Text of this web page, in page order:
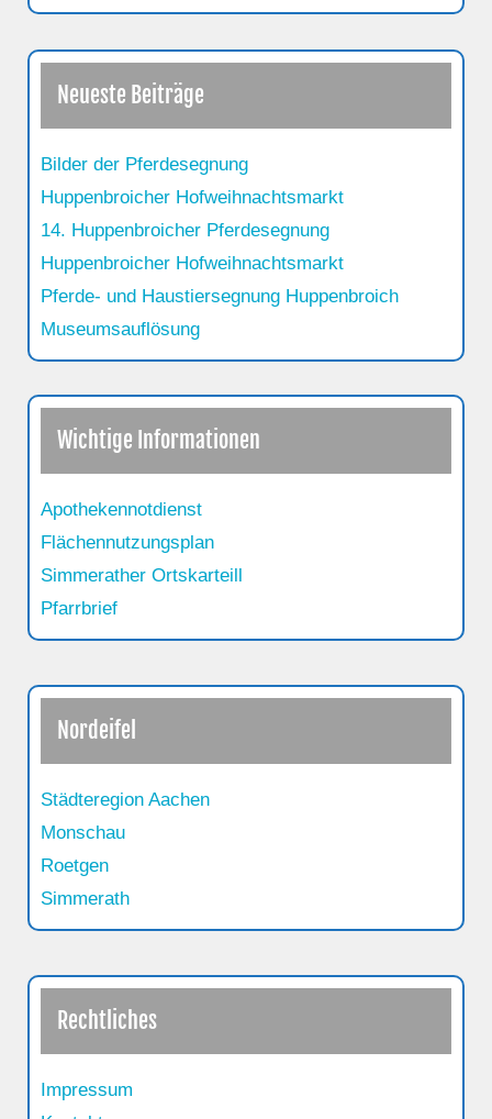
Neueste Beiträge
Bilder der Pferdesegnung
Huppenbroicher Hofweihnachtsmarkt
14. Huppenbroicher Pferdesegnung
Huppenbroicher Hofweihnachtsmarkt
Pferde- und Haustiersegnung Huppenbroich
Museumsauflösung
Wichtige Informationen
Apothekennotdienst
Flächennutzungsplan
Simmerather Ortskarteill
Pfarrbrief
Nordeifel
Städteregion Aachen
Monschau
Roetgen
Simmerath
Rechtliches
Impressum